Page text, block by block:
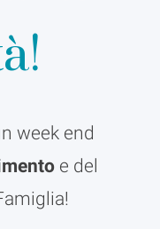
week end
e del